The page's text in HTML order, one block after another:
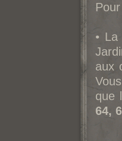
•
aux
que
64,